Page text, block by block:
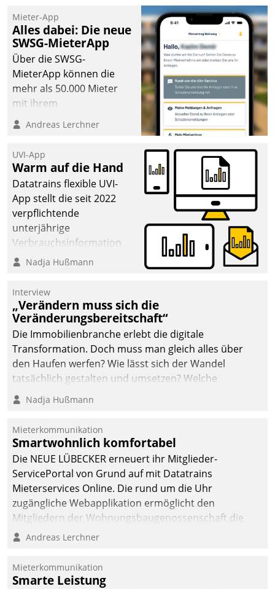
Mieter-App
Alles dabei: Die neue
SWSG-MieterApp
Über die SWSG-
MieterApp können die
mehr als 50.000 Mieter
mit ihrem
Wohnungsunternehmen
kommunizieren, auf dem
einsehen und ändern
oder
Schadensmeldungen
abgeben – rund um die
Uhr.
Andreas Lerchner
UVI-App
Warm auf die Hand
Datatrains flexible UVI-
App stellt die seit 2022
verpflichtende
unterjährige
Verbrauchsinformation
schnell, zuverlässig und
Die monatlichen
Mitteilungen zum
Heizungs- und
Wasserverbrauch gehen
automatisiert, vollständig
und auf Wunsch über
mehrere zuvor
Kommunikationswege bei
Nadja Hußmann
Interview
„Verändern muss sich die
Veränderungsbereitschaft“
Die Immobilienbranche erlebt die digitale
Transformation. Doch muss man gleich alles über
den Haufen werfen? Wie lässt sich der Wandel
tatsächlich gestalten und umsetzen? Welche
Argumente zählen wirklich?
Nadja Hußmann
Mieterkommunikation
Smartwohnlich komfortabel
Die NEUE LÜBECKER erneuert ihr Mitglieder-
ServicePortal von Grund auf mit Datatrains
Mieterservices Online. Die rund um die Uhr
zugängliche Webapplikation ermöglicht den
Mitgliedern der Wohnungs­bau­genossenschaft die
Kontaktaufnahme per Smartphone, Tablet oder PC.
Andreas Lerchner
Mieterkommunikation
Smarte Leistung